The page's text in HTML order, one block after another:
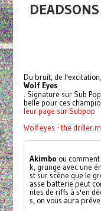
Du bruit, de
Wolf Eyes
. Signature sur Sub
belle pour ces
leur page sur Subpop
Wolf eyes - the
Akimbo ou
k, grunge avec une
st sur scène que le
asse batterie peut
ntes de riffs à s'en
s, on vous aura